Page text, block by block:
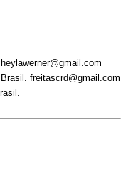
freitascrd@gmail.com